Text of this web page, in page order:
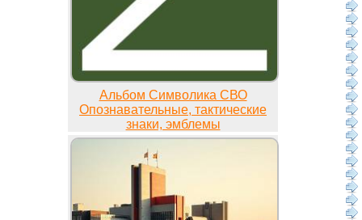
Альбом Символика СВО
Опознавательные, тактические
знаки, эмблемы